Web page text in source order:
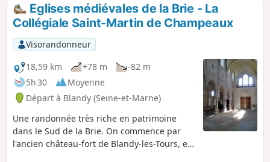
Eglises médiévales de la Brie - La
Collégiale Saint-Martin de Champeaux
Visorandonneur
18,59 km
+78 m
-82 m
5h 30
Moyenne
Départ à Blandy (Seine-et-Marne)
Une randonnée très riche en patrimoine
dans le Sud de la Brie. On commence par
l'ancien château-fort de Blandy-les-Tours, en